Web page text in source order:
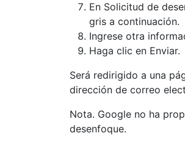
En Solicitud de
gris a continuación.
Ingrese otra
Haga clic en Enviar.
Será redirigido a una
dirección de correo
Nota. Google no ha
desenfoque.